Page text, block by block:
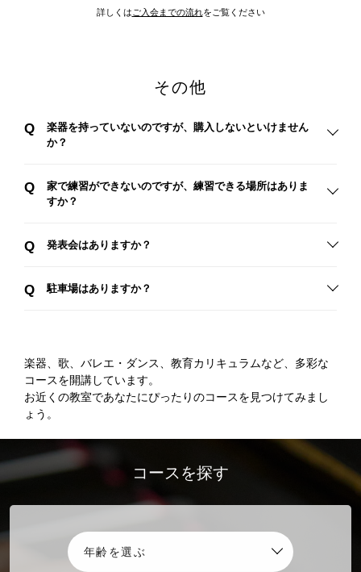
詳しくは ご入会までの流れをご覧ください
その他
Q
楽器を持っていないのですが、購入しないといけません
か？
Q
家で練習ができないのですが、練習できる場所はありま
すか？
Q 発表会はありますか？
Q 駐車場はありますか？
楽器、歌、バレエ・ダンス、教育カリキュラムなど、多彩な
コースを開講しています。
お近くの教室であなたにぴったりのコースを見つけてみまし
ょう。
コースを探す